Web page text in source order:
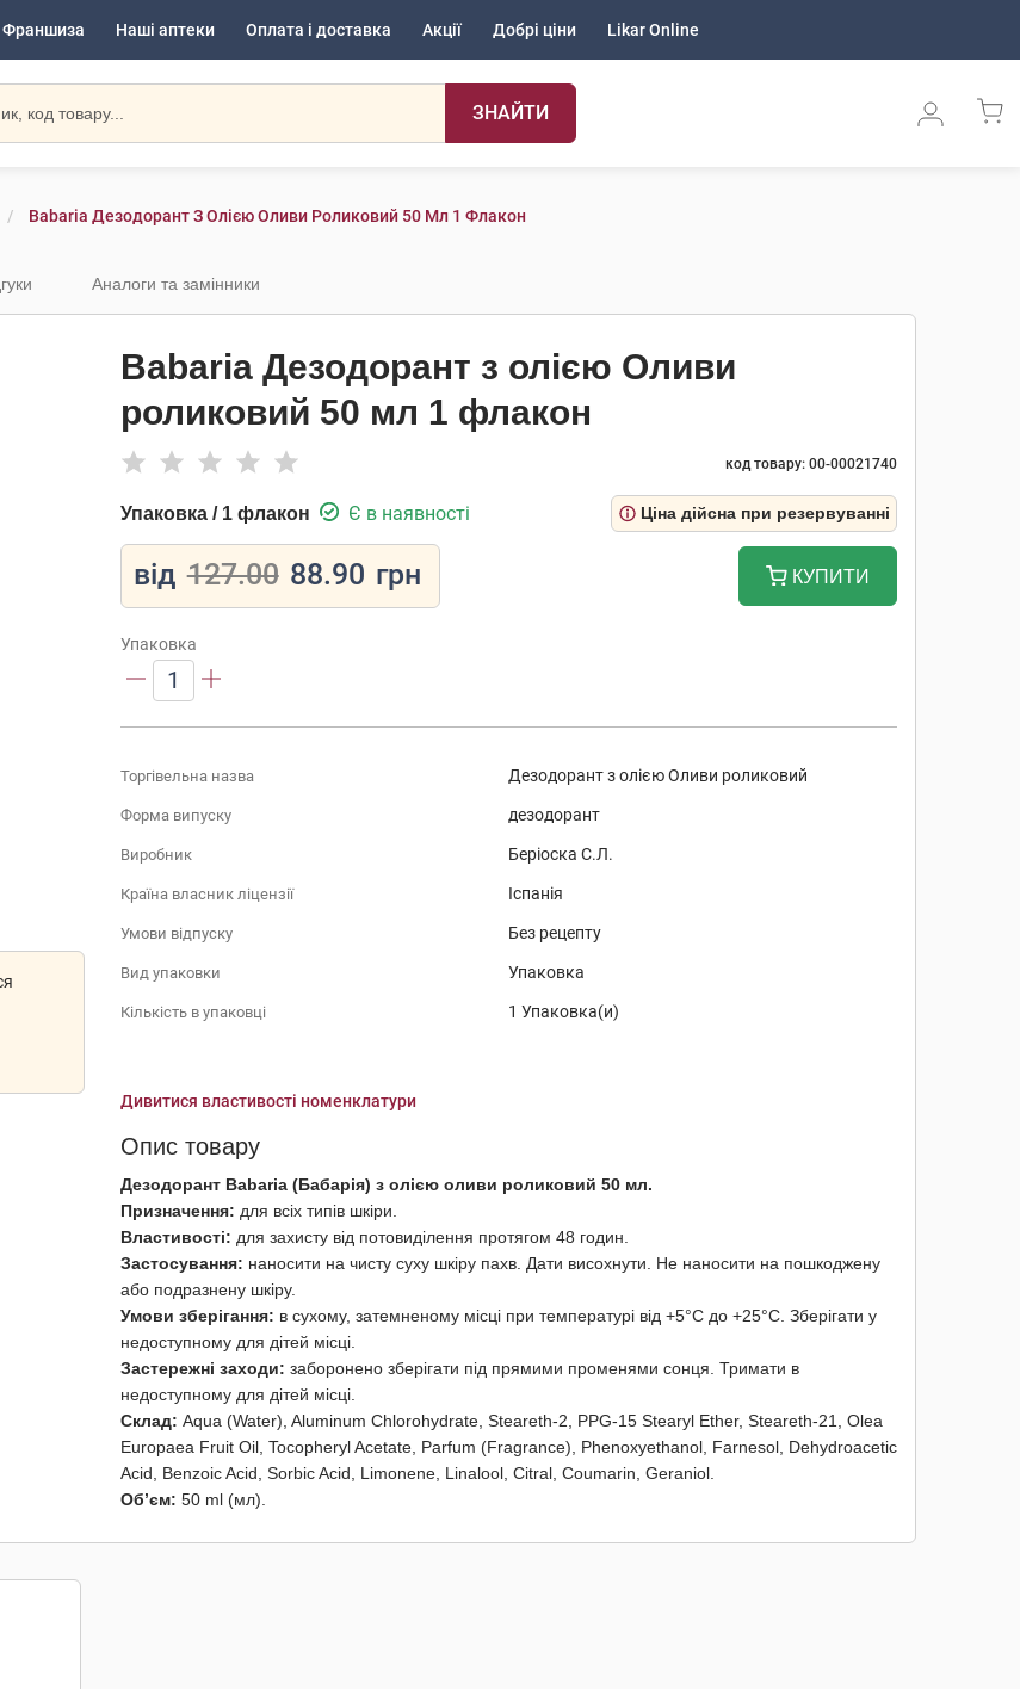
Франшиза Наші аптеки Оплата і доставка Акції Добрі ціни Likar Online
ЗНАЙТИ
Babaria Дезодорант З Олією Оливи Роликовий 50 Мл 1 Флакон
Аналоги та замінники
Babaria Дезодорант з олією Оливи
роликовий 50 мл 1 флакон
код товару: 00-00021740
Упаковка / 1 флакон Є в наявності Ціна дійсна при резервуванні
від 127.00 88.90 грн КУПИТИ
Упаковка
1
Торгівельна назва Дезодорант з олією Оливи роликовий
Форма випуску дезодорант
Виробник Беріоска С.Л.
Країна власник ліцензії Іспанія
Умови відпуску Без рецепту
Вид упаковки Упаковка
Кількість в упаковці 1 Упаковка(и)
Дивитися властивості номенклатури
Опис товару
Дезодорант Babaria (Бабарія) з олією оливи роликовий 50 мл.
Призначення: для всіх типів шкіри.
Властивості: для захисту від потовиділення протягом 48 годин.
Застосування: наносити на чисту суху шкіру пахв. Дати висохнути. Не наносити на пошкоджену
або подразнену шкіру.
Умови зберігання: в сухому, затемненому місці при температурі від +5°С до +25°С. Зберігати у
недоступному для дітей місці.
Застережні заходи: заборонено зберігати під прямими променями сонця. Тримати в
недоступному для дітей місці.
Склад: Aqua (Water), Aluminum Chlorohydrate, Steareth-2, PPG-15 Stearyl Ether, Steareth-21, Olea
Europaea Fruit Oil, Tocopheryl Acetate, Parfum (Fragrance), Phenoxyethanol, Farnesol, Dehydroacetic
Acid, Benzoic Acid, Sorbic Acid, Limonene, Linalool, Citral, Coumarin, Geraniol.
Об’єм: 50 ml (мл).